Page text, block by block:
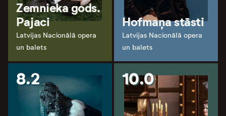
Zemnieka gods.
Pajaci
Latvijas Nacionālā opera
un balets
Hofmaņa stāsti
Latvijas Nacionālā opera
un balets
8.2 10.0